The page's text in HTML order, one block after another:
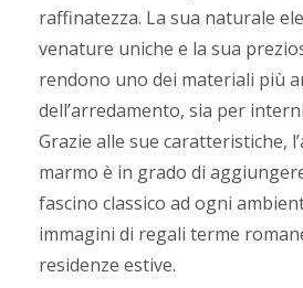
raffinatezza. La sua naturale
venature uniche e la sua
rendono uno dei materiali più
dell’arredamento, sia per
Grazie alle sue caratteristiche,
marmo è in grado di
fascino classico ad ogni
immagini di regali terme
residenze estive.